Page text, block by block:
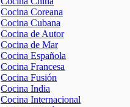
Cocina Coreana
Cocina Cubana
Cocina de Autor
Cocina de Mar
Cocina Española
Cocina Francesa
Cocina Fusión
Cocina India
Cocina Internacional